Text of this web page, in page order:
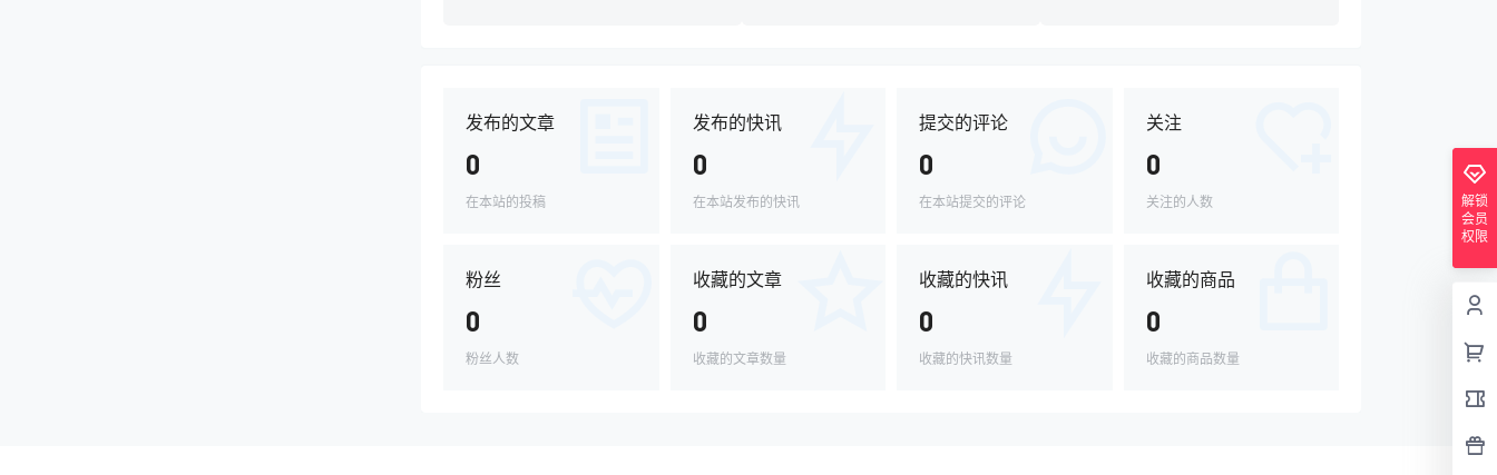
发布的文章
0
在本站的投稿
发布的快讯
0
在本站发布的快讯
提交的评论
0
在本站提交的评论
关注
0
关注的人数
粉丝
0
粉丝人数
收藏的文章
0
收藏的文章数量
收藏的快讯
0
收藏的快讯数量
收藏的商品
0
收藏的商品数量
解锁
会员
权限